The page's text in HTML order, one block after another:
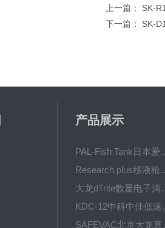
上一篇： SK-
下一篇： SK-
产品展示
PAL-Fish Tank
Research plus
大龙dTrite
KDC-